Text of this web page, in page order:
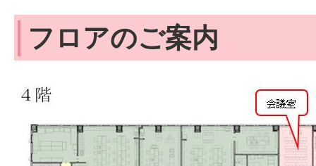
フロアのご案内